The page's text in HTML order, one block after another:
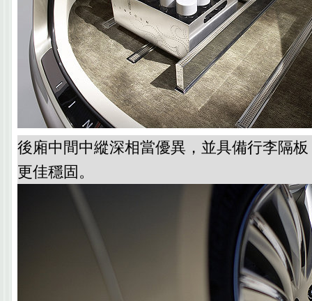
後廂中間中縱深相當優異，並具備行李隔
更佳穩固。